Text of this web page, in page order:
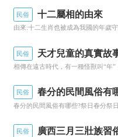
民俗 十二屬相的由來
民俗 天才兒童的真實故
民俗 春分的民間風俗有
民俗 廣西三月三壯族習